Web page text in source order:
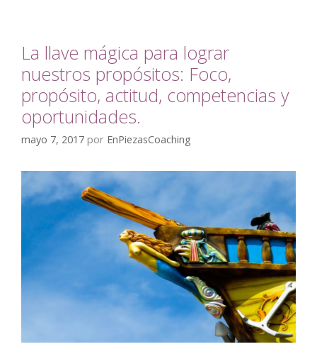
La llave mágica para lograr
nuestros propósitos: Foco,
propósito, actitud, competencias y
oportunidades.
mayo 7, 2017 por EnPiezasCoaching